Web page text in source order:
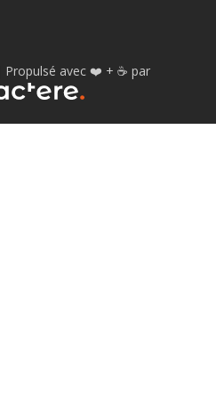
Propulsé avec ❤️ + ☕️ par